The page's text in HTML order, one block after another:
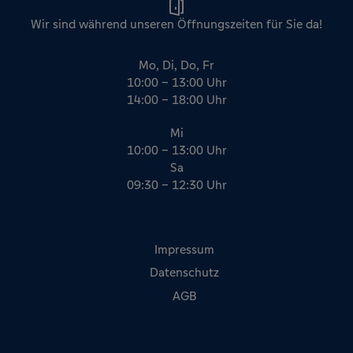
Zweck
- Google
Der Google Tag Manager von Google setzt ein
Wir sind während unseren Öffnungszeiten für Sie da!
Mo, Di, Do, Fr
10:00 – 13:00 Uhr
14:00 – 18:00 Uhr
Mi
10:00 – 13:00 Uhr
Sa
09:30 – 12:30 Uhr
Impressum
Datenschutz
AGB